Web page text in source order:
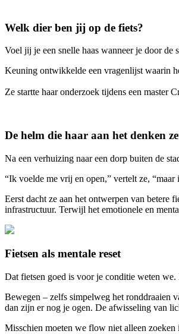
Welk dier ben jij op de fiets?
Voel jij je een snelle haas wanneer je door
Keuning ontwikkelde een vragenlijst waarin
Ze startte haar onderzoek tijdens een master
De helm die haar aan het denken
Na een verhuizing naar een dorp buiten de
“Ik voelde me vrij en open,” vertelt ze,
Eerst dacht ze aan het ontwerpen van betere
infrastructuur. Terwijl het emotionele en
Fietsen als mentale reset
Dat fietsen goed is voor je conditie weten
Bewegen – zelfs simpelweg het ronddraaien
dan zijn er nog je ogen. De afwisseling van
Misschien moeten we flow niet alleen